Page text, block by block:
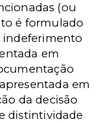
(ou
é formulado
indeferimento
em
em
da decisão
distintividade